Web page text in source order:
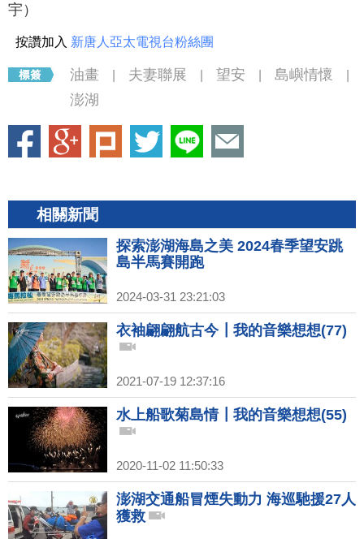
宇）
按讚加入 新唐人亞太電視台粉絲團
油畫 夫妻聯展 望安 島嶼情懷
澎湖
相關新聞
探索澎湖海島之美 2024春季望安跳
島半馬賽開跑
2024-03-31 23:21:03
衣袖翩翩航古今┃我的音樂想想(77)
2021-07-19 12:37:16
水上船歌菊島情┃我的音樂想想(55)
2020-11-02 11:50:33
澎湖交通船冒煙失動力 海巡馳援27人
獲救